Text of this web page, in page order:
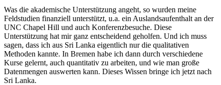
Was die akademische Unterstützung angeht, so wurden meine
Feldstudien finanziell unterstützt, u.a. ein Auslandsaufenthalt an der
UNC Chapel Hill und auch Konferenzbesuche. Diese
Unterstützung hat mir ganz entscheidend geholfen. Und ich muss
sagen, dass ich aus Sri Lanka eigentlich nur die qualitativen
Methoden kannte. In Bremen habe ich dann durch verschiedene
Kurse gelernt, auch quantitativ zu arbeiten, und wie man große
Datenmengen auswerten kann. Dieses Wissen bringe ich jetzt nach
Sri Lanka.